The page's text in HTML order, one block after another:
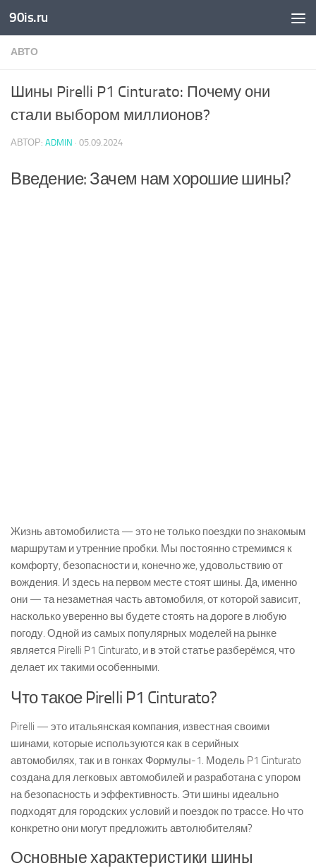
Skip to content
90is.ru
АВТО
Шины Pirelli P1 Cinturato: Почему они
стали выбором миллионов?
АВТОР: ADMIN · 05.09.2024
Введение: Зачем нам хорошие шины?
Жизнь автомобилиста — это не только поездки по знакомым
маршрутам и утренние пробки. Мы постоянно стремимся к
комфорту, безопасности и, конечно же, удовольствию от
вождения. И здесь на первом месте стоят шины. Да, именно
они — та незаметная часть автомобиля, от которой зависит,
насколько уверенно вы будете стоять на дороге в любую
погоду. Одной из самых популярных моделей на рынке
является Pirelli P1 Cinturato, и в этой статье разберёмся, что
делает их такими особенными.
Что такое Pirelli P1 Cinturato?
Pirelli — это итальянская компания, известная своими
шинами, которые используются как в серийных
автомобилях, так и в гонках Формулы-1. Модель P1 Cinturato
создана для легковых автомобилей и разработана с упором
на безопасность и эффективность. Эти шины идеально
подходят для городских условий и поездок по трассе. Но что
конкретно они могут предложить автолюбителям?
Основные характеристики шины